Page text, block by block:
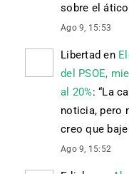
sobre el ático
Ago 9, 15:53
Libertad en
del PSOE,
al 20%: “La
noticia, pero
creo que
Ago 9, 15:52